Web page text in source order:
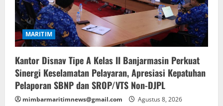
MARITIM
Kantor Disnav Tipe A Kelas II Banjarmasin Perkuat
Sinergi Keselamatan Pelayaran, Apresiasi Kepatuhan
Pelaporan SBNP dan SROP/VTS Non-DJPL
mimbarmaritimnews@gmail.com Agustus 8, 2026